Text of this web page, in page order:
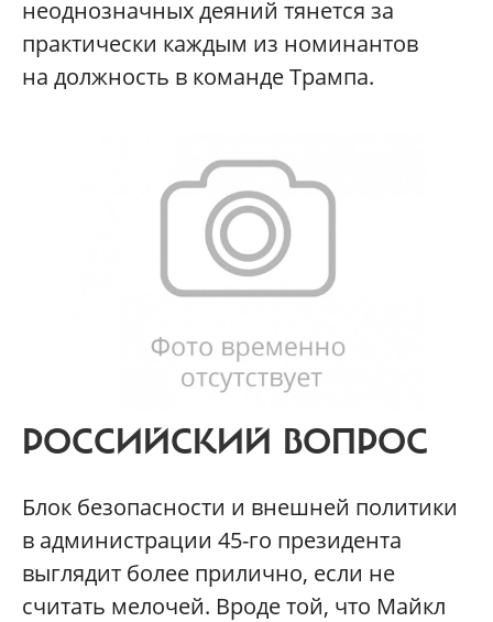
неоднозначных деяний тянется за
практически каждым из номинантов
на должность в команде Трампа.
РОССИЙСКИЙ ВОПРОС
Блок безопасности и внешней политики
в администрации 45-го президента
выглядит более прилично, если не
считать мелочей. Вроде той, что Майкл